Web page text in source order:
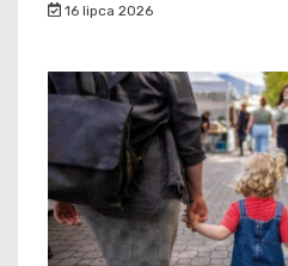
16 lipca 2026